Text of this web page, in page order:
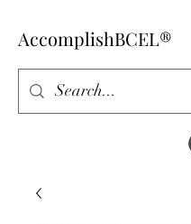
AccomplishBCEL®